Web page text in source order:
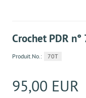
Crochet PDR
Produit.No.: 70T
95,00 EUR